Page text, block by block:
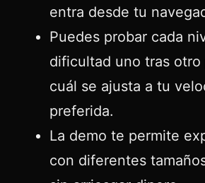
entra desde tu
Puedes probar cada
dificultad uno tras otro
cuál se ajusta a tu
preferida.
La demo te permite
con diferentes